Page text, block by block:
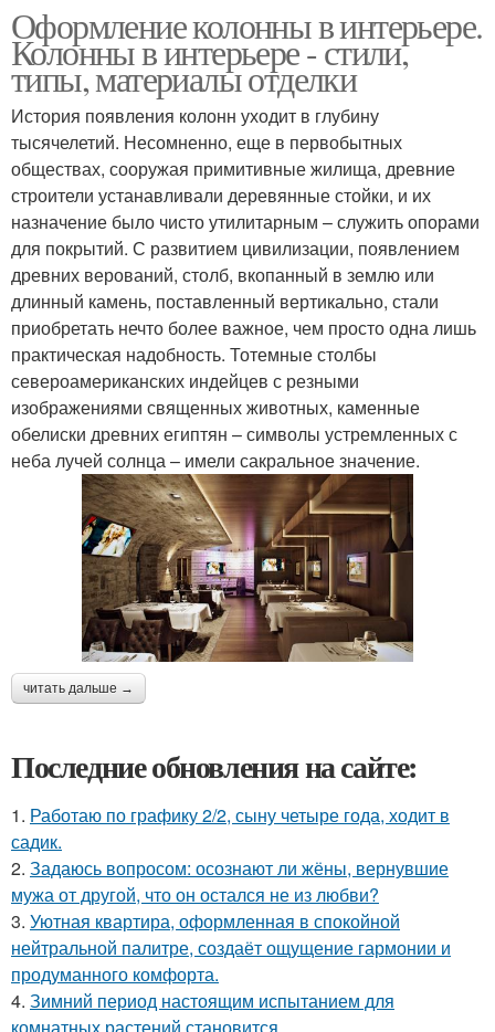
Оформление колонны в интерьере.
Колонны в интерьере - стили,
типы, материалы отделки
История появления колонн уходит в глубину
тысячелетий. Несомненно, еще в первобытных
обществах, сооружая примитивные жилища, древние
строители устанавливали деревянные стойки, и их
назначение было чисто утилитарным – служить опорами
для покрытий. С развитием цивилизации, появлением
древних верований, столб, вкопанный в землю или
длинный камень, поставленный вертикально, стали
приобретать нечто более важное, чем просто одна лишь
практическая надобность. Тотемные столбы
североамериканских индейцев с резными
изображениями священных животных, каменные
обелиски древних египтян – символы устремленных с
неба лучей солнца – имели сакральное значение.
читать дальше →
Последние обновления на сайте:
1. Работаю по графику 2/2, сыну четыре года, ходит в
садик.
2. Задаюсь вопросом: осознают ли жёны, вернувшие
мужа от другой, что он остался не из любви?
3. Уютная квартира, оформленная в спокойной
нейтральной палитре, создаёт ощущение гармонии и
продуманного комфорта.
4. Зимний период настоящим испытанием для
комнатных растений становится.